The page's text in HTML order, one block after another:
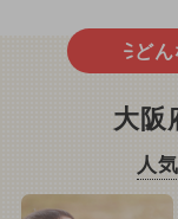
ど
大阪
人